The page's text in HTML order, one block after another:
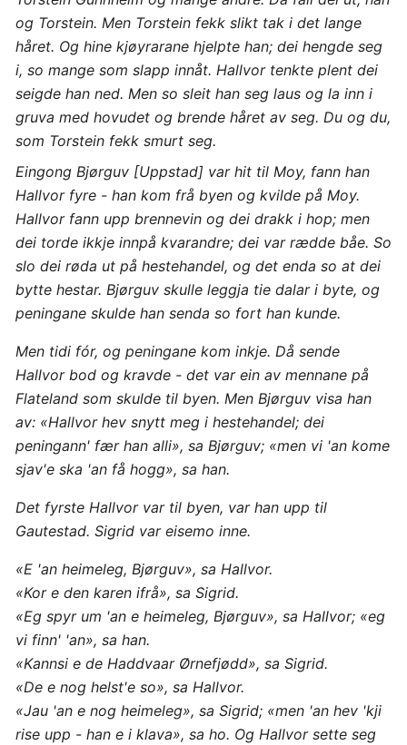
og Torstein. Men Torstein fekk slikt tak i det lange
håret. Og hine kjøyrarane hjelpte han; dei hengde seg
i, so mange som slapp innåt. Hallvor tenkte plent dei
seigde han ned. Men so sleit han seg laus og la inn i
gruva med hovudet og brende håret av seg. Du og du,
som Torstein fekk smurt seg.
Eingong Bjørguv [Uppstad] var hit til Moy, fann han
Hallvor fyre - han kom frå byen og kvilde på Moy.
Hallvor fann upp brennevin og dei drakk i hop; men
dei torde ikkje innpå kvarandre; dei var rædde båe. So
slo dei røda ut på hestehandel, og det enda so at dei
bytte hestar. Bjørguv skulle leggja tie dalar i byte, og
peningane skulde han senda so fort han kunde.
Men tidi fór, og peningane kom inkje. Då sende
Hallvor bod og kravde - det var ein av mennane på
Flateland som skulde til byen. Men Bjørguv visa han
av: «Hallvor hev snytt meg i hestehandel; dei
peningann' fær han alli», sa Bjørguv; «men vi 'an kome
sjav'e ska 'an få hogg», sa han.
Det fyrste Hallvor var til byen, var han upp til
Gautestad. Sigrid var eisemo inne.
«E 'an heimeleg, Bjørguv», sa Hallvor.
«Kor e den karen ifrå», sa Sigrid.
«Eg spyr um 'an e heimeleg, Bjørguv», sa Hallvor; «eg
vi finn' 'an», sa han.
«Kannsi e de Haddvaar Ørnefjødd», sa Sigrid.
«De e nog helst'e so», sa Hallvor.
«Jau 'an e nog heimeleg», sa Sigrid; «men 'an hev 'kji
rise upp - han e i klava», sa ho. Og Hallvor sette seg